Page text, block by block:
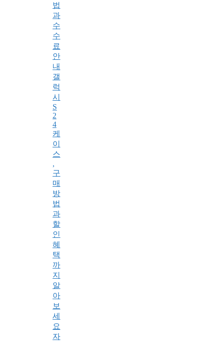
법
과
수
수
료
안
내
갤
럭
시
S
2
4
케
이
스
,
구
매
방
법
과
할
인
혜
택
까
지
알
아
보
세
요
자